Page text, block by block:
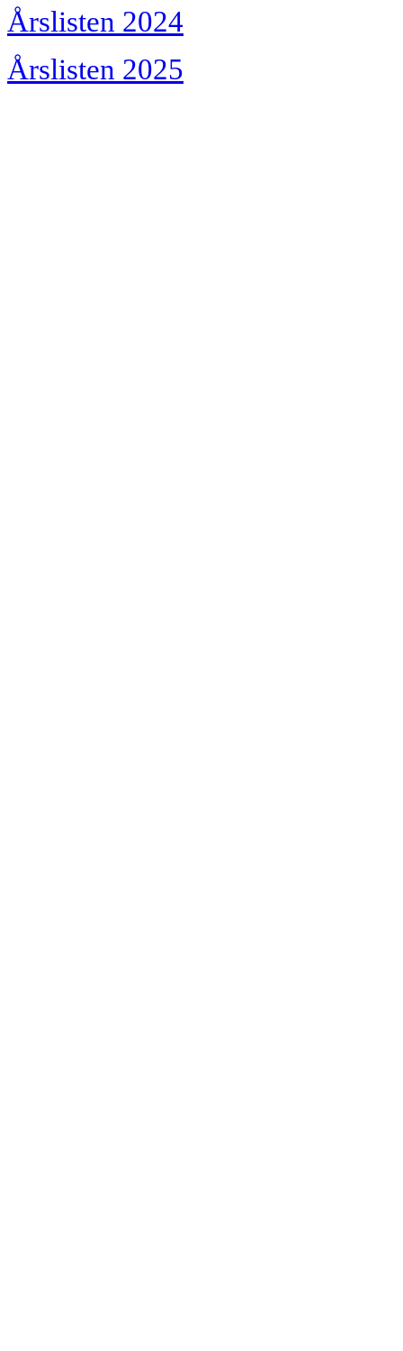
Årslisten 2024
Årslisten 2025